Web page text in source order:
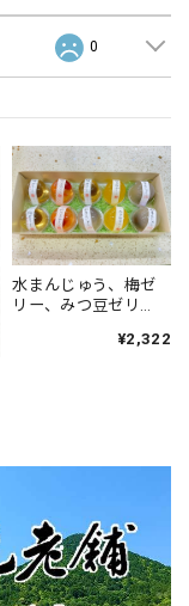
0
水まんじゅう、梅ゼ
リー、みつ豆ゼリ
¥2,322